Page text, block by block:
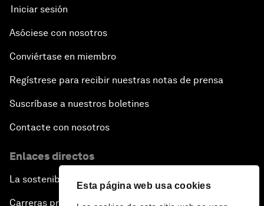
Esta página web usa cookies
Iniciar sesión
Asóciese con nosotros
Conviértase en miembro
Regístrese para recibir nuestras notas de prensa
Suscríbase a nuestros boletines
Contacte con nosotros
Enlaces directos
La sostenibilidad en el Foro
Carreras profesionales